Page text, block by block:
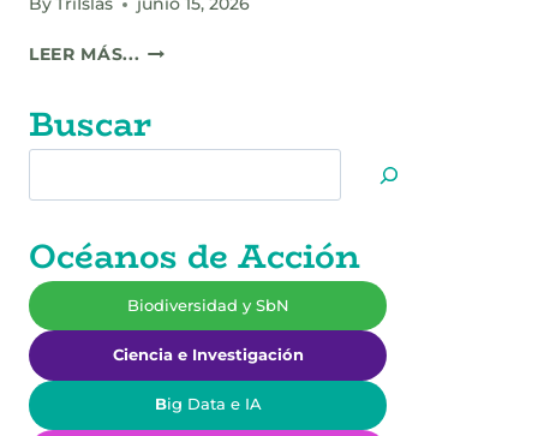
ByTriIslas junio 15, 2026
LEER MÁS... LA
AJOLOTE:
ENTRE
MARKETING
Y
LA
EXTINCIÓN
REAL
Buscar
Océanos de Acción
Biodiversidad y SbN
Ciencia e Investigación
Big Data e IA